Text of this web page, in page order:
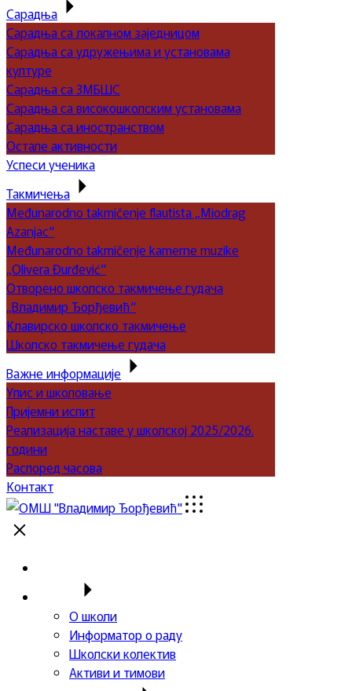
Сарадња
Сарадња са локалном заједницом
Сарадња са удружењима и установама
културе
Сарадња са ЗМБШС
Сарадња са високошколским установама
Сарадња са иностранством
Остале активности
Успеси ученика
Такмичења
Međunarodno takmičenje flautista „Miodrag
Azanjac“
Međunarodno takmičenje kamerne muzike
„Olivera Đurđević“
Отворено школско такмичење гудача
„Владимир Ђорђевић“
Клавирско школско такмичење
Школско такмичење гудача
Важне информације
Упис и школовање
Пријемни испит
Реализација наставе у школској 2025/2026.
години
Распоред часова
Контакт
О школи
Информатор о раду
Школски колектив
Активи и тимови